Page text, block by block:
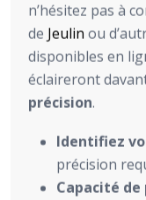
n’hésitez pas à
de Jeulin ou
disponibles en
éclaireront
précision.
Identifiez
précision
Capacité de